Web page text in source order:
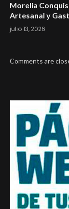
Morelia
Artesanal y
julio 13, 2026
Comments are